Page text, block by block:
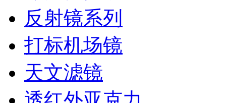
反射镜系列
打标机场镜
天文滤镜